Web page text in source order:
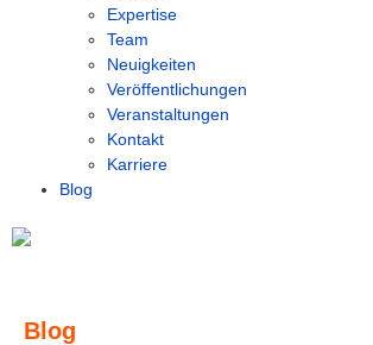
Expertise
Team
Neuigkeiten
Veröffentlichungen
Veranstaltungen
Kontakt
Karriere
Blog
Blog